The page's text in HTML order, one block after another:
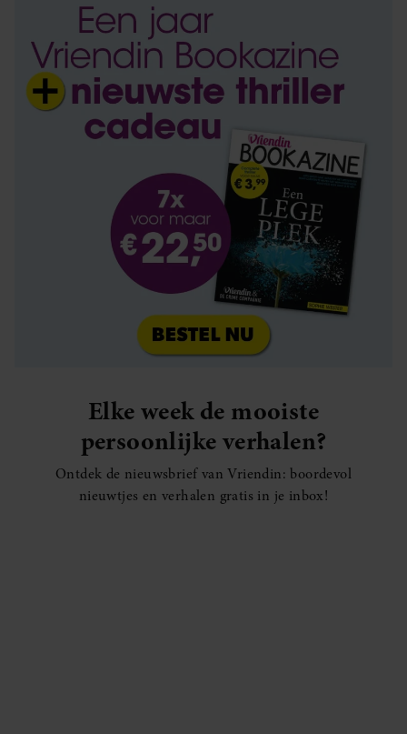
Elke week de mooiste
persoonlijke verhalen?
Ontdek de nieuwsbrief van Vriendin: boordevol
nieuwtjes en verhalen gratis in je inbox!